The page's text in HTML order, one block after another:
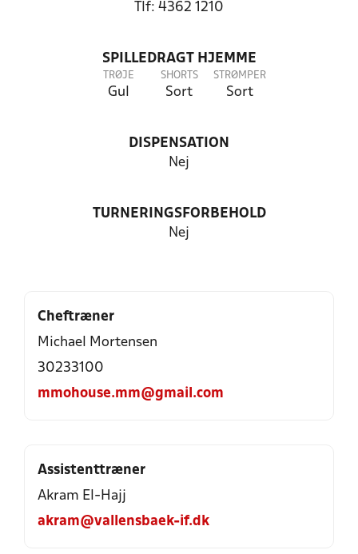
Tlf: 4362 1210
SPILLEDRAGT HJEMME
TRØJE
Gul
SHORTS
Sort
STRØMPER
Sort
DISPENSATION
Nej
TURNERINGSFORBEHOLD
Nej
Cheftræner
Michael Mortensen
30233100
mmohouse.mm@gmail.com
Assistenttræner
Akram El-Hajj
akram@vallensbaek-if.dk